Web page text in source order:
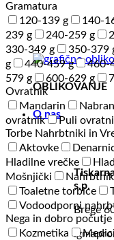
OBLIKOVANJE
O nas
s.p.
Brege
Gramatura
120-139 g
140-
239 g
240-259 g
330-349 g
350-379
g
440-459 g 460-
579 g
600-629 g
Ovratnik
Mandarin
ovratnik
Puli
Torbe Nahrbtniki in
Aktovke
Hladilne vrečke
Mošnjički
Toaletne torbice
Vodoodporni
Nega in dobro počutje
Kozmetika